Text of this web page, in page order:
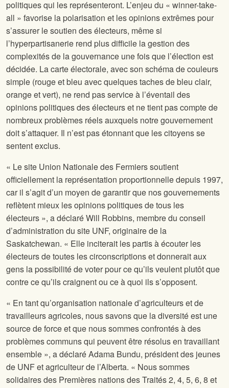
politiques qui les représenteront. L’enjeu du « winner-take-
all » favorise la polarisation et les opinions extrêmes pour
s’assurer le soutien des électeurs, même si
l’hyperpartisanerie rend plus difficile la gestion des
complexités de la gouvernance une fois que l’élection est
décidée. La carte électorale, avec son schéma de couleurs
simple (rouge et bleu avec quelques taches de bleu clair,
orange et vert), ne rend pas service à l’éventail des
opinions politiques des électeurs et ne tient pas compte de
nombreux problèmes réels auxquels notre gouvernement
doit s’attaquer. Il n’est pas étonnant que les citoyens se
sentent exclus.
« Le site Union Nationale des Fermiers soutient
officiellement la représentation proportionnelle depuis 1997,
car il s’agit d’un moyen de garantir que nos gouvernements
reflètent mieux les opinions politiques de tous les
électeurs », a déclaré Will Robbins, membre du conseil
d’administration du site UNF, originaire de la
Saskatchewan. « Elle inciterait les partis à écouter les
électeurs de toutes les circonscriptions et donnerait aux
gens la possibilité de voter pour ce qu’ils veulent plutôt que
contre ce qu’ils craignent ou ce à quoi ils s’opposent.
« En tant qu’organisation nationale d’agriculteurs et de
travailleurs agricoles, nous savons que la diversité est une
source de force et que nous sommes confrontés à des
problèmes communs qui peuvent être résolus en travaillant
ensemble », a déclaré Adama Bundu, président des jeunes
de UNF et agriculteur de l’Alberta. « Nous sommes
solidaires des Premières nations des Traités 2, 4, 5, 6, 8 et